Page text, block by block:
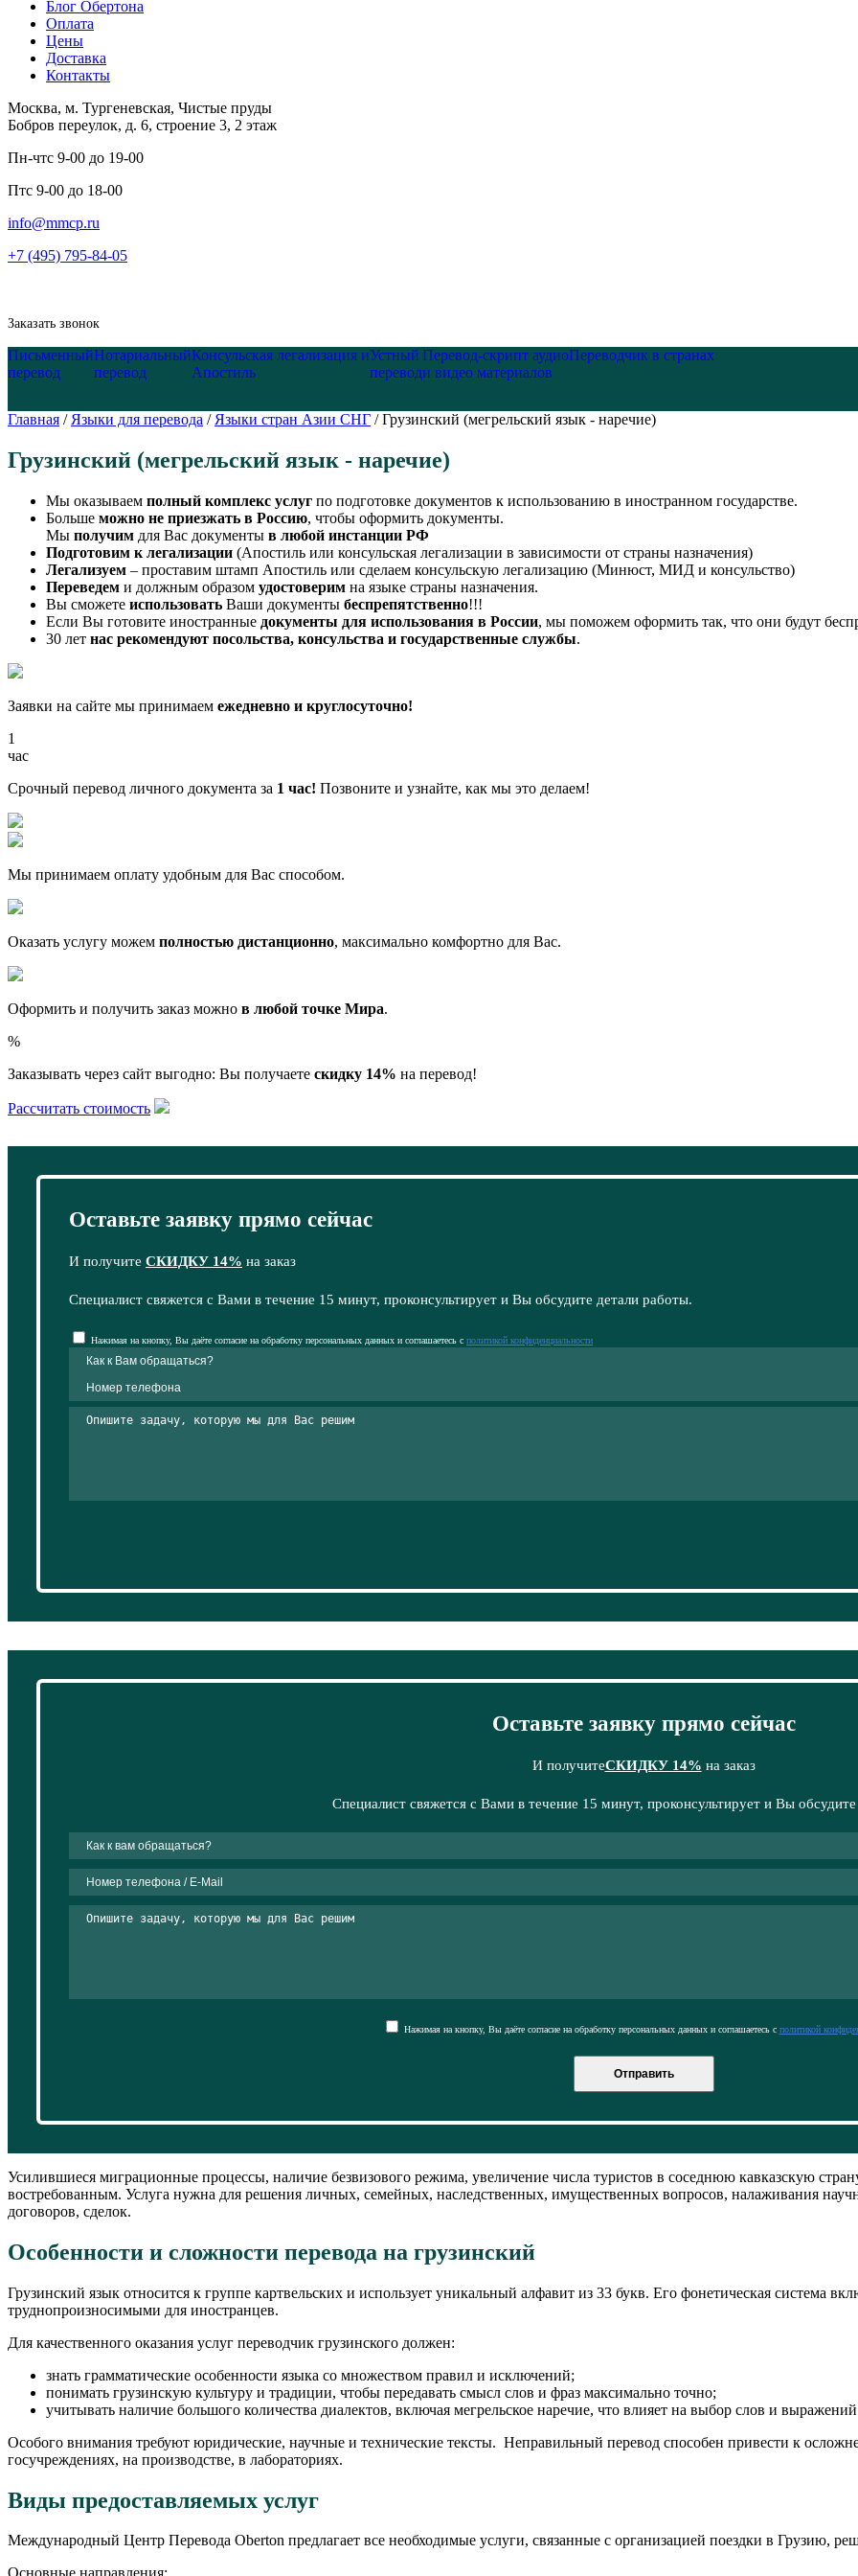
Блог Обертона
Оплата
Цены
Доставка
Контакты
Москва, м. Тургеневская, Чистые пруды
Бобров переулок, д. 6, строение 3, 2 этаж
Пн-чтс 9-00 до 19-00
Птс 9-00 до 18-00
info@mmcp.ru
+7 (495) 795-84-05
Заказать звонок
Письменный
перевод
Нотариальный
перевод
Консульская легализация и
Апостиль
Устный
перевод
Перевод-скрипт аудио
и видео материалов
Переводчик в странах
Главная / Языки для перевода / Языки стран Азии СНГ / Грузинский (мегрельский язык - наречие)
Грузинский (мегрельский язык - наречие)
Мы оказываем полный комплекс услуг по подготовке документов к использованию в иностранном государстве.
Больше можно не приезжать в Россию, чтобы оформить документы.
Мы получим для Вас документы в любой инстанции РФ
Подготовим к легализации (Апостиль или консульская легализации в зависимости от страны назначения)
Легализуем – проставим штамп Апостиль или сделаем консульскую легализацию (Минюст, МИД и консульство)
Переведем и должным образом удостоверим на языке страны назначения.
Вы сможете использовать Ваши документы беспрепятственно!!!
Если Вы готовите иностранные документы для использования в России, мы поможем оформить так, что они будут
30 лет нас рекомендуют посольства, консульства и государственные службы.
Заявки на сайте мы принимаем ежедневно и круглосуточно!
1
час
Срочный перевод личного документа за 1 час! Позвоните и узнайте, как мы это делаем!
Мы принимаем оплату удобным для Вас способом.
Оказать услугу можем полностью дистанционно, максимально комфортно для Вас.
Оформить и получить заказ можно в любой точке Мира.
%
Заказывать через сайт выгодно: Вы получаете скидку 14% на перевод!
Рассчитать стоимость
Оставьте заявку прямо сейчас
И получите СКИДКУ 14% на заказ
Специалист свяжется с Вами в течение 15 минут, проконсультирует и Вы обсудите детали работы.
Нажимая на кнопку, Вы даёте согласие на обработку персональных данных и соглашаетесь с политикой конфиденциальности
Оставьте заявку прямо сейчас
И получитеСКИДКУ 14% на заказ
Специалист свяжется с Вами в течение 15 минут, проконсультирует и Вы
Нажимая на кнопку, Вы даёте согласие на обработку персональных данных и соглашаетесь с политикой
Отправить
Усилившиеся миграционные процессы, наличие безвизового режима, увеличение числа туристов в соседнюю кавказскую
востребованным. Услуга нужна для решения личных, семейных, наследственных, имущественных вопросов, налаживания
договоров, сделок.
Особенности и сложности перевода на грузинский
Грузинский язык относится к группе картвельских и использует уникальный алфавит из 33 букв. Его фонетическая система
труднопроизносимыми для иностранцев.
Для качественного оказания услуг переводчик грузинского должен:
знать грамматические особенности языка со множеством правил и исключений;
понимать грузинскую культуру и традиции, чтобы передавать смысл слов и фраз максимально точно;
учитывать наличие большого количества диалектов, включая мегрельское наречие, что влияет на выбор слов и
Особого внимания требуют юридические, научные и технические тексты. Неправильный перевод способен привести к
госучреждениях, на производстве, в лабораториях.
Виды предоставляемых услуг
Международный Центр Перевода Oberton предлагает все необходимые услуги, связанные с организацией поездки в Грузию,